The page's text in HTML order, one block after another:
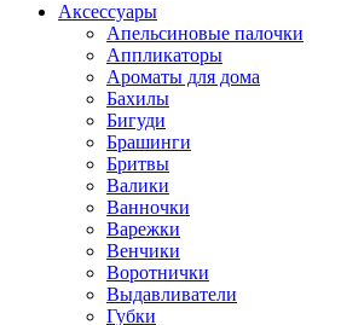
Аксессуары
Апельсиновые палочки
Аппликаторы
Ароматы для дома
Бахилы
Бигуди
Брашинги
Бритвы
Валики
Ванночки
Варежки
Венчики
Воротнички
Выдавливатели
Губки